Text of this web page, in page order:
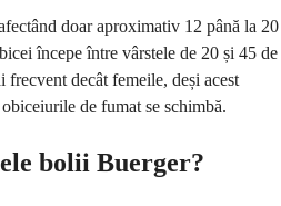
doar aproximativ 12 până la 20
începe între vârstele de 20 și 45 de
decât femeile, deși acest
de fumat se schimbă.
bolii Buerger?